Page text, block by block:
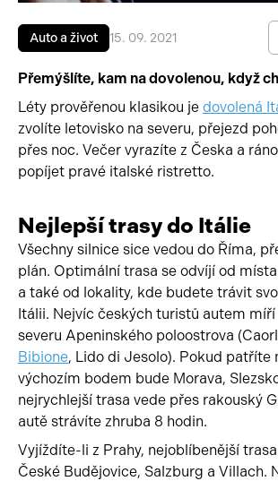
Auto a život 15. 09. 2021
Přemýšlíte, kam na dovolenou, když
Léty prověřenou klasikou je dovolená
zvolíte letovisko na severu, přejezd
přes noc. Večer vyrazíte z Česka a
popíjet pravé italské ristretto.
Nejlepší trasy do Itálie
Všechny silnice sice vedou do Říma,
plán. Optimální trasa se odvíjí od
a také od lokality, kde budete trávit
Itálii. Nejvíc českých turistů autem
severu Apeninského poloostrova
Bibione, Lido di Jesolo). Pokud patříte
výchozím bodem bude Morava,
nejrychlejší trasa vede přes rakouský
autě strávíte zhruba 8 hodin.
Vyjíždíte-li z Prahy, nejoblíbenější
České Budějovice, Salzburg a Villach.